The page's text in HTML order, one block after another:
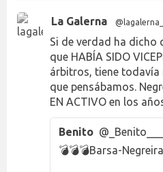
La Galerna @lagalerna_
Si de verdad ha dicho
que HABÍA SIDO
árbitros, tiene todavía
que pensábamos.
EN ACTIVO en los
Benito @_Benito___
💣💣💣Barsa-Negreira